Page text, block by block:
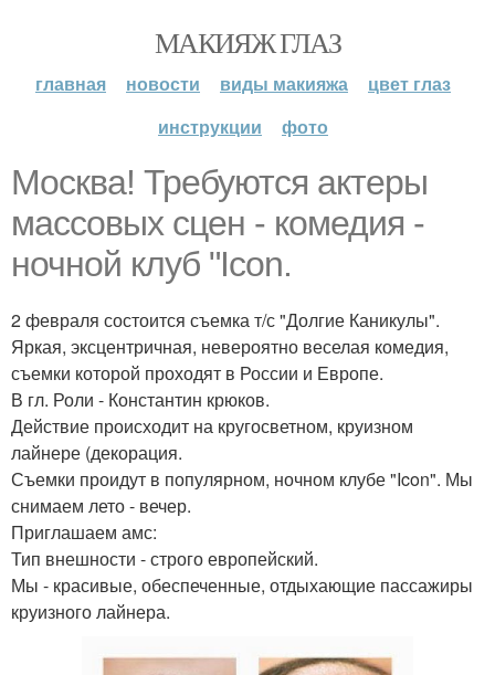
МАКИЯЖ ГЛАЗ
главная новости виды макияжа
цвет глаз
инструкции
фото
Москва! Требуются актеры
массовых сцен - комедия -
ночной клуб "Icon.
2 февраля состоится съемка т/с "Долгие Каникулы".
Яркая, эксцентричная, невероятно веселая комедия,
съемки которой проходят в России и Европе.
В гл. Роли - Константин крюков.
Действие происходит на кругосветном, круизном
лайнере (декорация.
Съемки проидут в популярном, ночном клубе "Icon". Мы
снимаем лето - вечер.
Приглашаем амс:
Тип внешности - строго европейский.
Мы - красивые, обеспеченные, отдыхающие пассажиры
круизного лайнера.